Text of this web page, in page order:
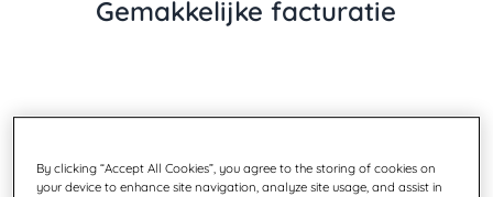
Gemakkelijke facturatie
By clicking “Accept All Cookies”, you agree to the storing of cookies on
your device to enhance site navigation, analyze site usage, and assist in